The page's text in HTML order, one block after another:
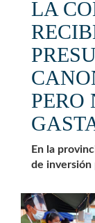
LA
PERO
En la
de inversión